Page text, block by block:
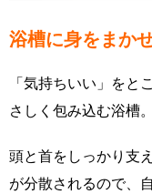
浴槽に身をまか
「気持ちいい」をと
さしく包み込む浴槽。
頭と首をしっかり支
が分散されるので、